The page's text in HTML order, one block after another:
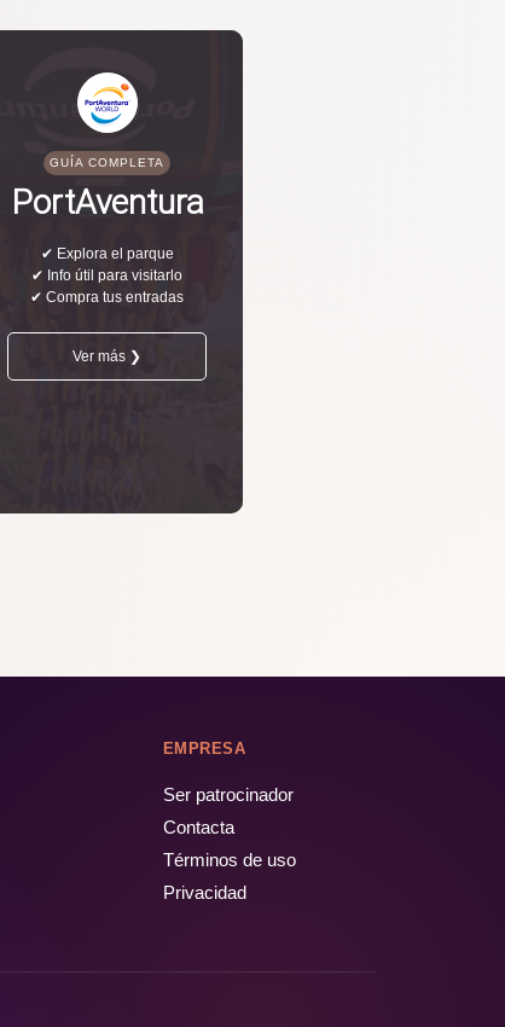
GUÍA COMPLETA
PortAventura
✔ Explora el parque
✔ Info útil para visitarlo
✔ Compra tus entradas
Ver más ❯
EMPRESA
Ser patrocinador
Contacta
Términos de uso
Privacidad